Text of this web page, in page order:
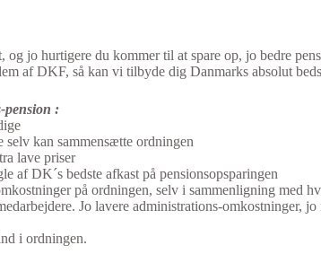
og jo hurtigere du kommer til at spare op, jo bedre
af DKF, så kan vi tilbyde dig Danmarks absolut
pension :
kan sammensætte ordningen
lave priser
af DK´s bedste afkast på pensionsopsparingen
på ordningen, selv i sammenligning med
Jo lavere administrations-omkostninger,
i ordningen.